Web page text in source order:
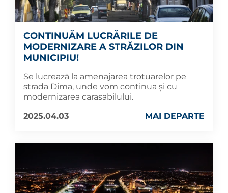
CONTINUĂM LUCRĂRILE DE
MODERNIZARE A STRĂZILOR DIN
MUNICIPIU!
Se lucrează la amenajarea trotuarelor pe
strada Dima, unde vom continua și cu
modernizarea carasabilului.
2025.04.03
MAI DEPARTE